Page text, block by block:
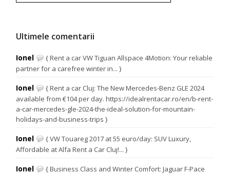
Ultimele comentarii
Ionel
{ Rent a car VW Tiguan Allspace 4Motion: Your reliable
partner for a carefree winter in... }
Ionel
{ Rent a car Cluj: The New Mercedes-Benz GLE 2024
available from €104 per day. https://idealrentacar.ro/en/b-rent-
a-car-mercedes-gle-2024-the-ideal-solution-for-mountain-
holidays-and-business-trips }
Ionel
{ VW Touareg 2017 at 55 euro/day: SUV Luxury,
Affordable at Alfa Rent a Car Cluj!... }
Ionel
{ Business Class and Winter Comfort: Jaguar F-Pace